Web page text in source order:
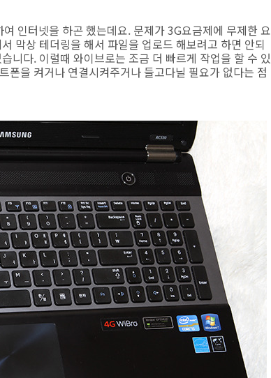
인터넷을 하곤 했는데요. 문제가 3G요금제에 무제한 요
막상 테더링을 해서 파일을 업로드 해보려고 하면 안되
니다. 이럴때 와이브로는 조금 더 빠르게 작업을 할 수 있
폰을 켜거나 연결시켜주거나 들고다닐 필요가 없다는 점